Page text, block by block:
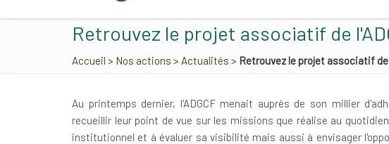
Retrouvez le projet associatif de
Accueil > Nos actions > Actualités > Retrouvez le projet associatif
Au printemps dernier, l'ADGCF menait auprès de son millier
recueillir leur point de vue sur les missions que réalise au
institutionnel et à évaluer sa visibilité mais aussi à envisager